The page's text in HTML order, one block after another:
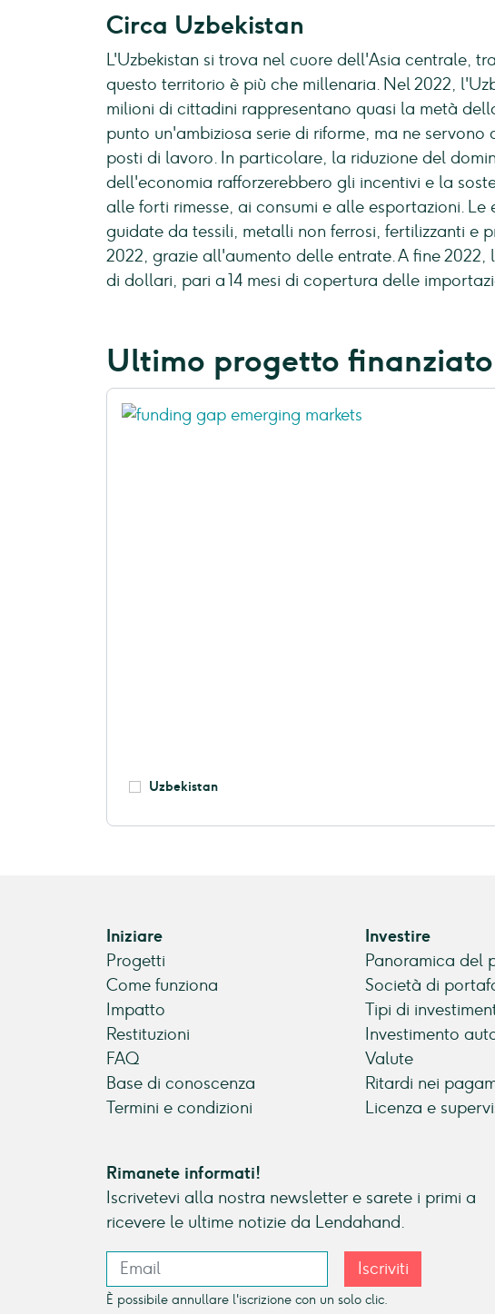
Circa Uzbekistan
L'Uzbekistan si trova nel cuore dell'Asia centrale,
questo territorio è più che millenaria. Nel 2022,
milioni di cittadini rappresentano quasi la metà
punto un'ambiziosa serie di riforme, ma ne
posti di lavoro. In particolare, la riduzione del
dell'economia rafforzerebbero gli incentivi e la
alle forti rimesse, ai consumi e alle esportazioni.
guidate da tessili, metalli non ferrosi, fertilizzanti e
2022, grazie all'aumento delle entrate. A fine
di dollari, pari a 14 mesi di copertura delle
Ultimo progetto finanziato
Uzbekistan
Iniziare
Progetti
Come funziona
Impatto
Restituzioni
FAQ
Base di conoscenza
Termini e condizioni
Investire
Panoramica del
Società di
Tipi di
Investimento
Valute
Ritardi nei
Licenza e
Rimanete informati!
Iscrivetevi alla nostra newsletter e sarete i primi a
ricevere le ultime notizie da Lendahand.
Iscriviti
È possibile annullare l'iscrizione con un solo clic.